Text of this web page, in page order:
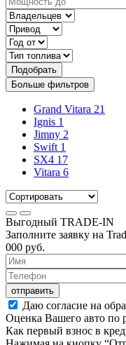
Подобрать
Больше фильтров
Grand Vitara 21
Ignis 1
Jimny 2
Swift 1
SX4 17
Vitara 6
Выгодный TRADE-IN
Заполните заявку на
000 руб.
отправить
Даю согласие на
Оценка Вашего авто по
Как первый взнос в